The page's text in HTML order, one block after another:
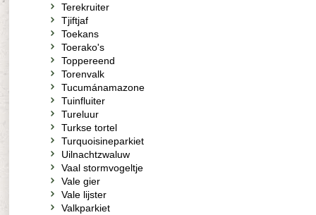
Terekruiter
Tjiftjaf
Toekans
Toerako's
Toppereend
Torenvalk
Tucumánamazone
Tuinfluiter
Tureluur
Turkse tortel
Turquoisineparkiet
Uilnachtzwaluw
Vaal stormvogeltje
Vale gier
Vale lijster
Valkparkiet